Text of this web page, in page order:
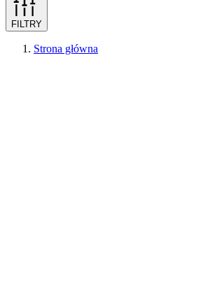
FILTRY
Strona główna